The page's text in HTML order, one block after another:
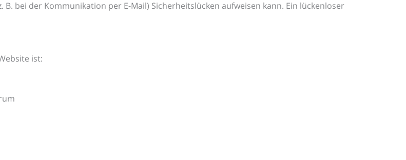
bei der Kommunikation per E-Mail) Sicherheitslücken aufweisen kann. Ein lückenloser
ist: